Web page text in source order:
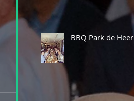
BBQ Park de